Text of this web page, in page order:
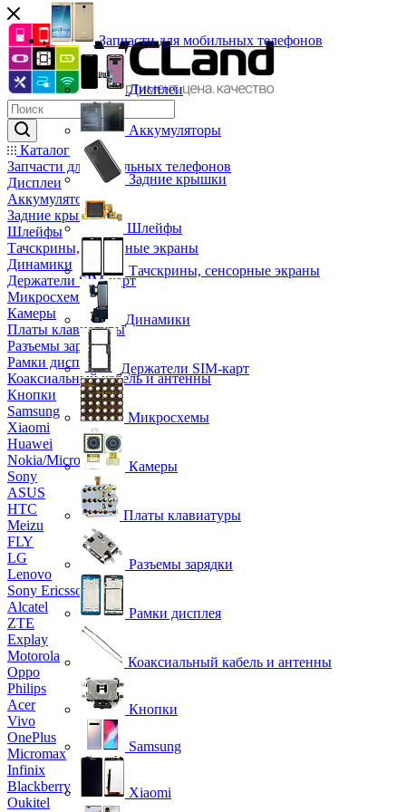
Каталог
Запчасти для мобильных телефонов
Дисплеи
Аккумуляторы
Задние крышки
Шлейфы
Тачскрины, сенсорные экраны
Динамики
Держатели SIM-карт
Микросхемы
Камеры
Платы клавиатуры
Разъемы зарядки
Рамки дисплея
Коаксиальный кабель и антенны
Кнопки
Samsung
Xiaomi
Huawei
Nokia/Microsoft
Sony
ASUS
HTC
Meizu
FLY
LG
Lenovo
Sony Ericsson
Alcatel
ZTE
Explay
Motorola
Oppo
Philips
Acer
Vivo
OnePlus
Micromax
Infinix
Blackberry
Oukitel
Запчасти для мобильных телефонов
Дисплеи
Аккумуляторы
Задние крышки
Шлейфы
Тачскрины, сенсорные экраны
Динамики
Держатели SIM-карт
Микросхемы
Камеры
Платы клавиатуры
Разъемы зарядки
Рамки дисплея
Коаксиальный кабель и антенны
Кнопки
Samsung
Xiaomi